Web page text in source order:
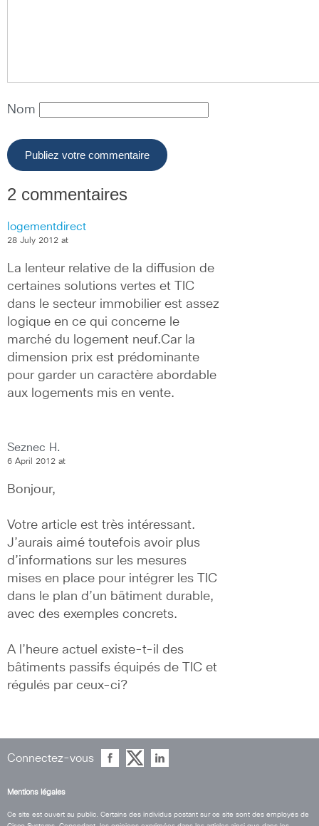
Nom
2 commentaires
logementdirect
28 July 2012 at
La lenteur relative de la diffusion de
certaines solutions vertes et TIC
dans le secteur immobilier est assez
logique en ce qui concerne le
marché du logement neuf.Car la
dimension prix est prédominante
pour garder un caractère abordable
aux logements mis en vente.
Seznec H.
6 April 2012 at
Bonjour,
Votre article est très intéressant.
J’aurais aimé toutefois avoir plus
d’informations sur les mesures
mises en place pour intégrer les TIC
dans le plan d’un bâtiment durable,
avec des exemples concrets.
A l’heure actuel existe-t-il des
bâtiments passifs équipés de TIC et
régulés par ceux-ci?
Connectez-vous
Mentions légales
Ce site est ouvert au public. Certains des individus postant sur ce site sont des employés de